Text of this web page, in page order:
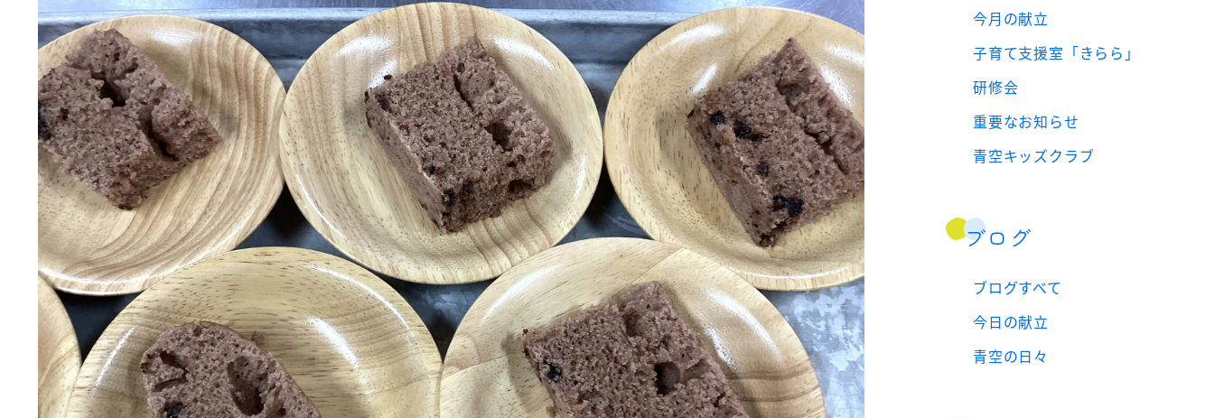
今月の献立
子育て支援室「きらら」
研修会
重要なお知らせ
青空キッズクラブ
ブログ
ブログすべて
今日の献立
青空の日々